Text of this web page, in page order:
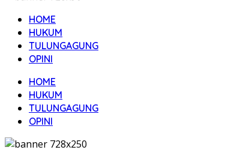
HOME
HUKUM
TULUNGAGUNG
OPINI
HOME
HUKUM
TULUNGAGUNG
OPINI